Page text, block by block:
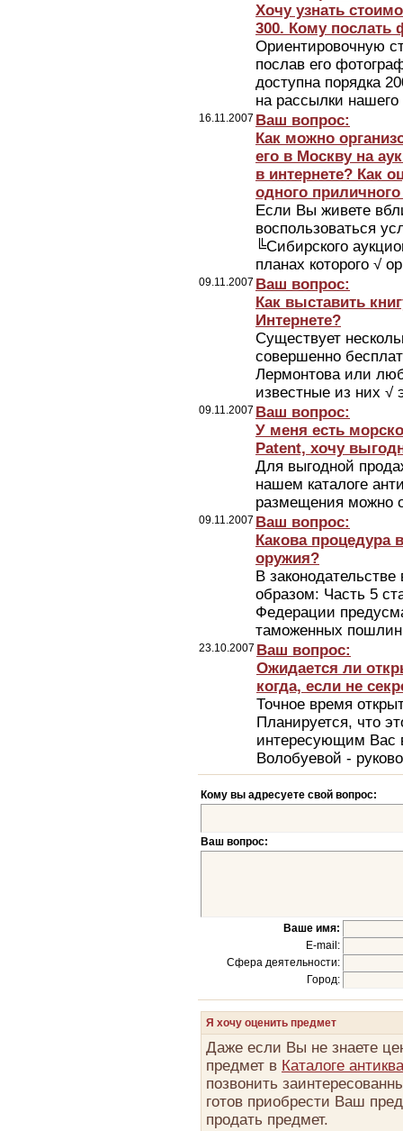
Хочу узнать
300. Кому послать
Ориентировочную
послав его
доступна порядка
на рассылки нашего
16.11.2007 Ваш вопрос:
Как можно
его в Москву на
в интернете? Как
одного
Если Вы живете
воспользоваться
╚Сибирского
планах которого √
09.11.2007 Ваш вопрос:
Как выставить
Интернете?
Существует
совершенно
Лермонтова или
известные из них √
09.11.2007 Ваш вопрос:
У меня есть
Patent, хочу
Для выгодной
нашем каталоге
размещения можно
09.11.2007 Ваш вопрос:
Какова процедура
оружия?
В
образом: Часть 5
Федерации
таможенных
23.10.2007 Ваш вопрос:
Ожидается ли
когда, если не
Точное время
Планируется, что
интересующим Вас
Волобуевой -
Кому вы адресуете свой вопрос:
Ваш вопрос:
Ваше имя:
E-mail:
Сфера деятельности:
Город:
Я хочу оценить предмет
Даже если Вы не знаете
предмет в Каталоге
позвонить
готов приобрести Ваш
продать предмет.